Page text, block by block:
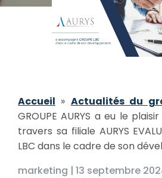
Accueil » Actualités du
GROUPE AURYS a eu le
travers sa filiale AURYS
LBC dans le cadre de son
marketing | 13 septembre